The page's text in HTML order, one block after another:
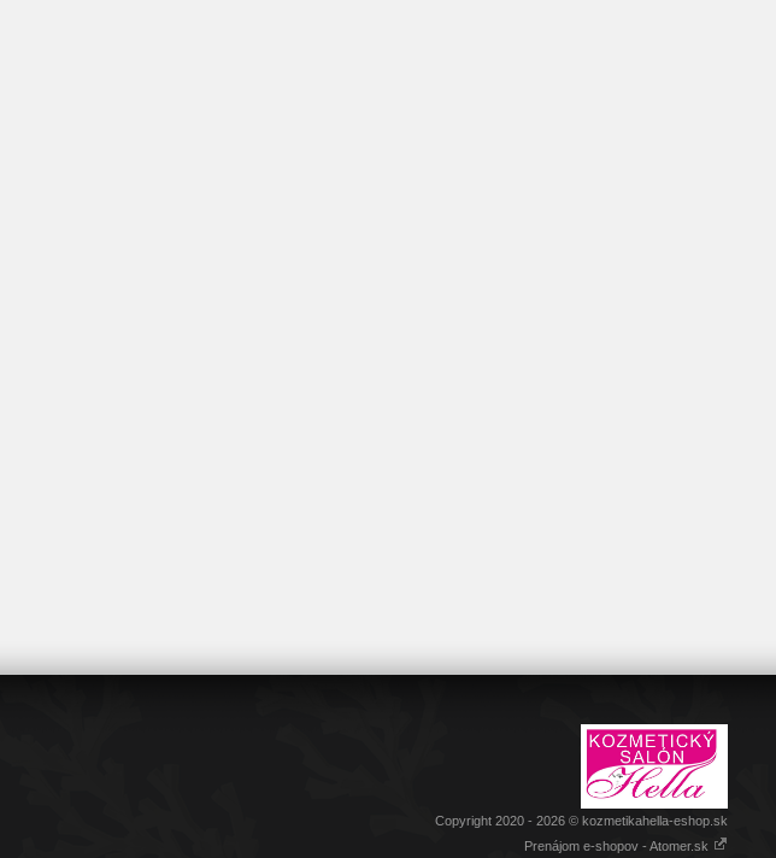
Copyright 2020 - 2026 © kozmetikahella-eshop.sk
Prenájom e-shopov - Atomer.sk